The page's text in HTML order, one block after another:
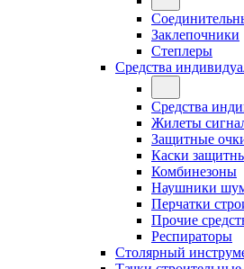
Заклепочники
Степлеры
Средства
Средства
Жилеты
Защитные
Каски
Комбинезоны
Наушники
Перчатки
Прочие
Респираторы
Столярный